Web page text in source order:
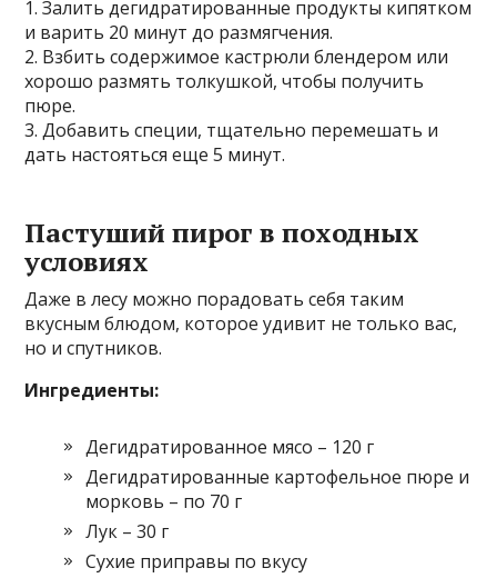
1. Залить дегидратированные продукты кипятком
и варить 20 минут до размягчения.
2. Взбить содержимое кастрюли блендером или
хорошо размять толкушкой, чтобы получить
пюре.
3. Добавить специи, тщательно перемешать и
дать настояться еще 5 минут.
Пастуший пирог в походных
условиях
Даже в лесу можно порадовать себя таким
вкусным блюдом, которое удивит не только вас,
но и спутников.
Ингредиенты:
Дегидратированное мясо – 120 г
Дегидратированные картофельное пюре и
морковь – по 70 г
Лук – 30 г
Сухие приправы по вкусу